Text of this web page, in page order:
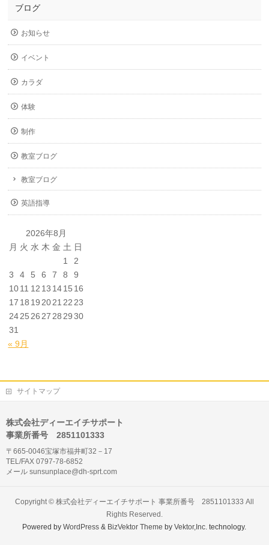
ブログ
お知らせ
イベント
カラダ
体験
制作
教室ブログ
教室ブログ
英語指導
2026年8月
月 火 水 木 金 土 日
1
2
3
4 5 6 7 8
9
1011 12 13 1415 16
17 18 19 2021 22 23
2425 26 27 28 29 30
31
« 9月
サイトマップ
株式会社ディーエイチサポート
事業所番号 2851101333
〒665-0046宝塚市福井町32－17
TEL/FAX 0797-78-6852
メール sunsunplace@dh-sprt.com
Copyright © 株式会社ディーエイチサポート 事業所番号 2851101333 All
Rights Reserved.
Powered byWordPress & BizVektor Theme byVektor,Inc. technology.